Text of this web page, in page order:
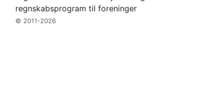
© 2011-2026